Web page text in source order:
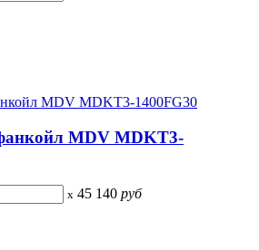
MDV MDKT3-
x 45 140 руб